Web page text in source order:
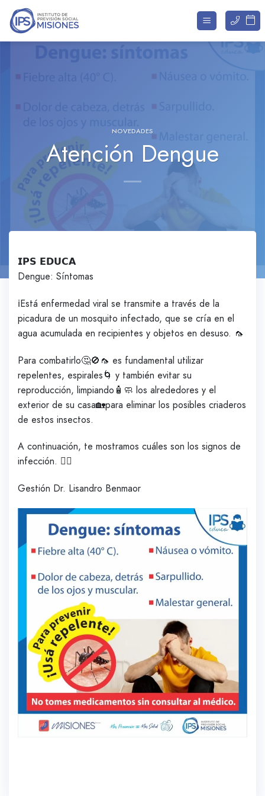
Saltar
contenido
NOVEDADES
Atención Dengue
𝗜𝗣𝗦 𝗘𝗗𝗨𝗖𝗔
Dengue: Síntomas
ℹ️Está enfermedad viral se transmite a través de la
picadura de un mosquito infectado, que se cría en el
agua acumulada en recipientes y objetos en desuso. 🦟
Para combatirlo🤔🚫🦟 es fundamental utilizar
repelentes, espirales🌀 y también evitar su
reproducción, limpiando🧴🧼 los alrededores y el
exterior de su casa🏡para eliminar los posibles criaderos
de estos insectos.
A continuación, te mostramos cuáles son los signos de
infección. 👇🏼
Gestión Dr. Lisandro Benmaor